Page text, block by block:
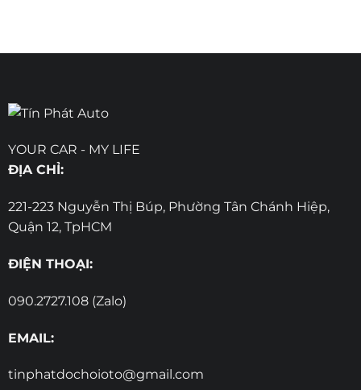
YOUR CAR - MY LIFE
ĐỊA CHỈ:
221-223 Nguyễn Thị Búp, Phường Tân Chánh Hiệp,
Quận 12, TpHCM
ĐIỆN THOẠI:
090.2727.108 (Zalo)
EMAIL:
tinphatdochoioto@gmail.com